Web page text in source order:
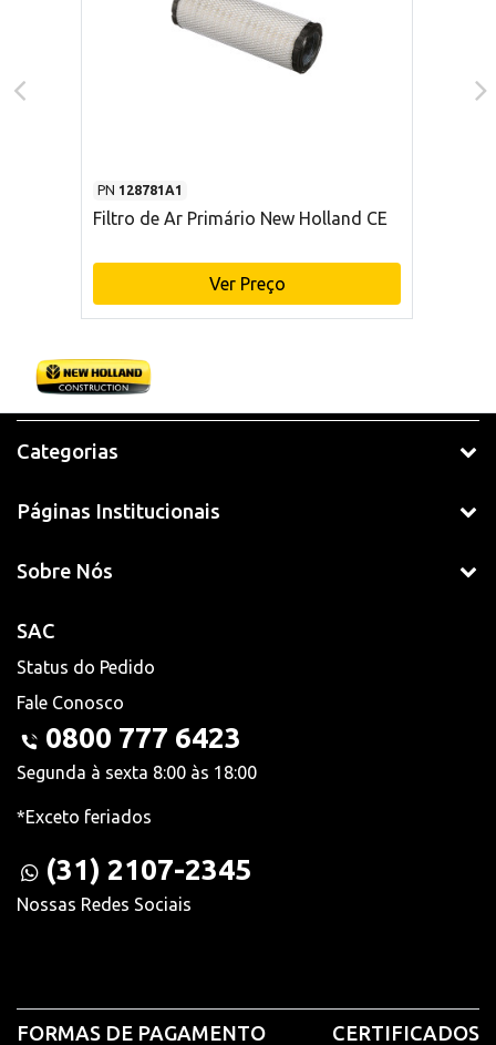
PN 128781A1
Filtro de Ar Primário New Holland CE
Ver Preço
Categorias
Páginas Institucionais
Sobre Nós
SAC
Status do Pedido
Fale Conosco
0800 777 6423
Segunda à sexta 8:00 às 18:00
*Exceto feriados
(31) 2107-2345
Nossas Redes Sociais
FORMAS DE PAGAMENTO CERTIFICADOS